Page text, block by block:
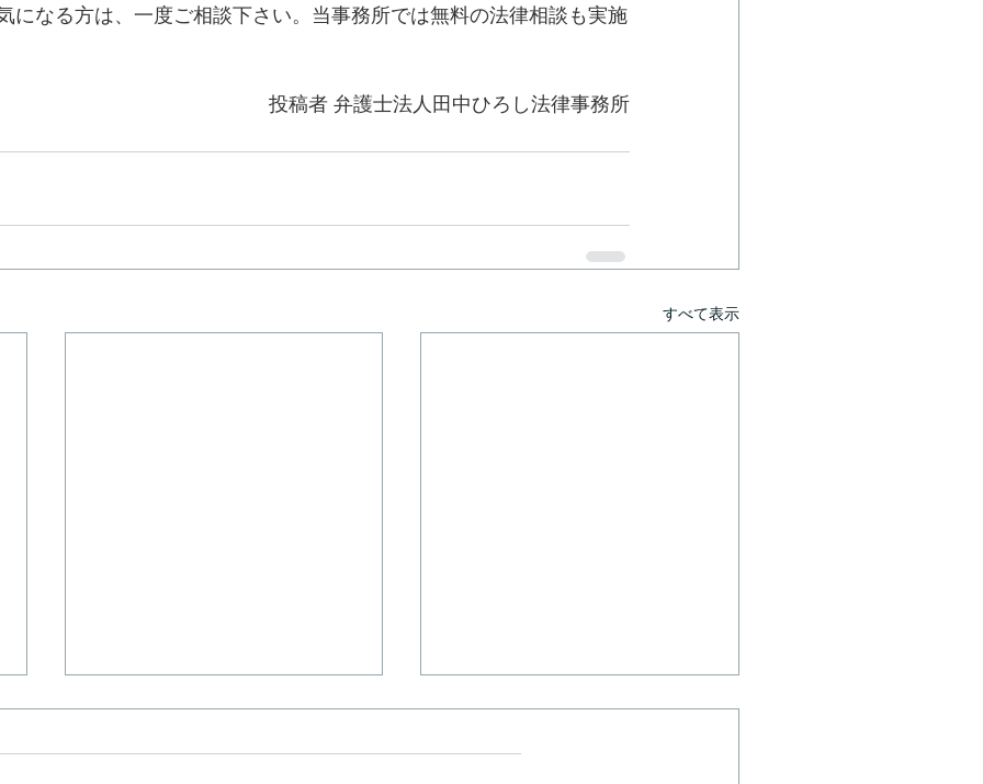
になる方は、一度ご相談下さい。当事務所では無料の法律相談も実施
投稿者 弁護士法人田中ひろし法律事務所
すべて表示
【持続化給付金詐欺の自首同